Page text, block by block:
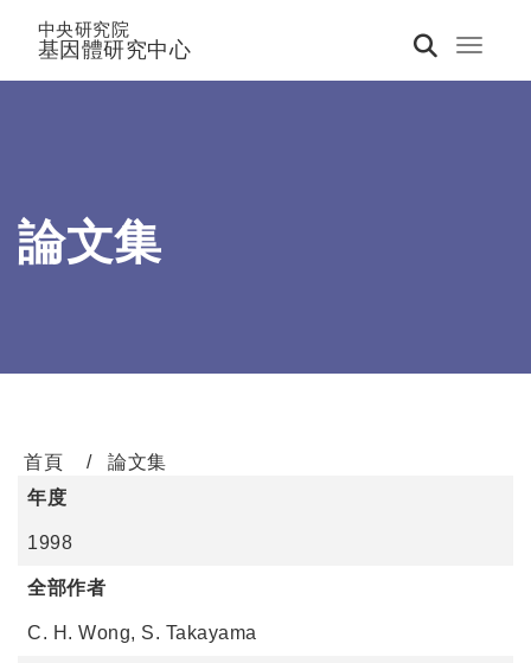
Toggle
中央研究院
基因體研究中心
論文集
首頁
論文集
年度
1998
全部作者
C. H. Wong, S. Takayama